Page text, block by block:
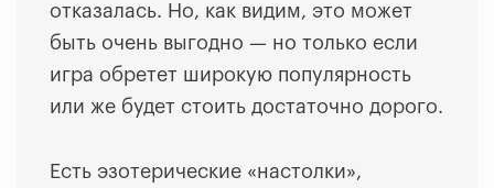
отказалась. Но, как видим, это может
быть очень выгодно — но только если
игра обретет широкую популярность
или же будет стоить достаточно дорого.
Есть эзотерические «настолки»,